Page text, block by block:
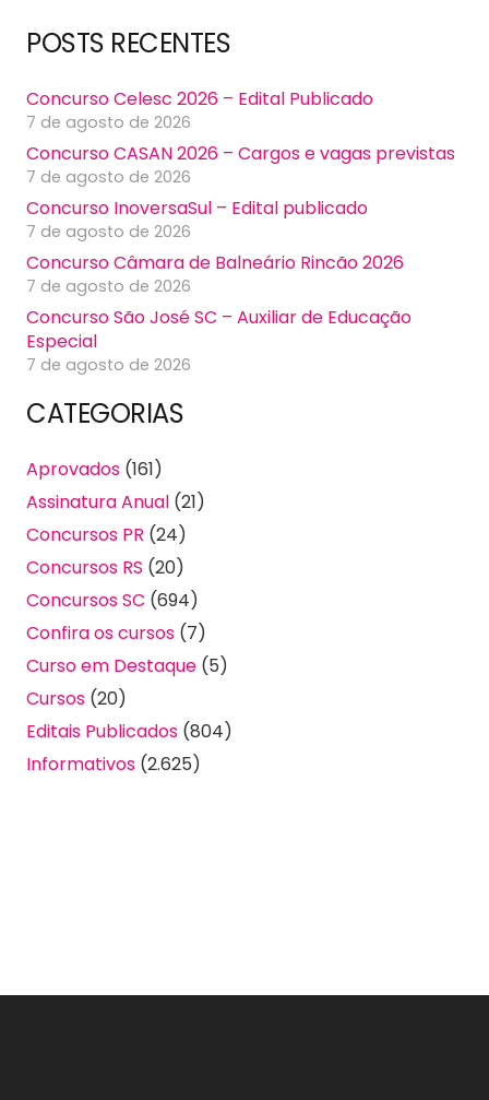
POSTS RECENTES
Concurso Celesc 2026 – Edital Publicado
7 de agosto de 2026
Concurso CASAN 2026 – Cargos e vagas previstas
7 de agosto de 2026
Concurso InoversaSul – Edital publicado
7 de agosto de 2026
Concurso Câmara de Balneário Rincão 2026
7 de agosto de 2026
Concurso São José SC – Auxiliar de Educação
Especial
7 de agosto de 2026
CATEGORIAS
Aprovados (161)
Assinatura Anual (21)
Concursos PR (24)
Concursos RS (20)
Concursos SC (694)
Confira os cursos (7)
Curso em Destaque (5)
Cursos (20)
Editais Publicados (804)
Informativos (2.625)